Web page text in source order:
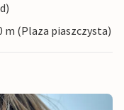
m (Plaza piaszczysta)